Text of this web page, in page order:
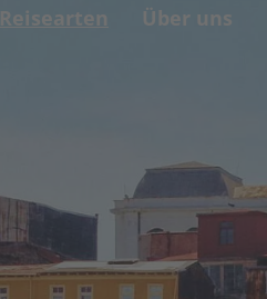
Reisearten Über uns